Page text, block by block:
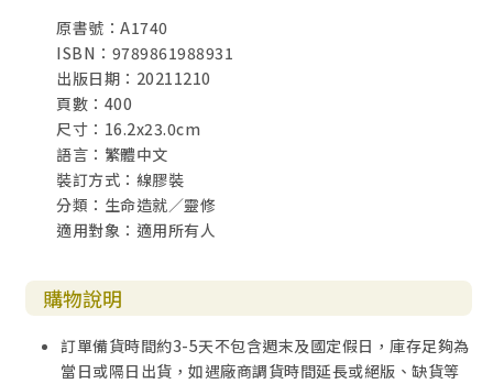
原書號：A1740
ISBN：9789861988931
出版日期：20211210
頁數：400
尺寸：16.2x23.0cm
語言：繁體中文
裝訂方式：線膠裝
分類：生命造就／靈修
適用對象：適用所有人
購物說明
訂單備貨時間約3-5天不包含週末及國定假日，庫存足夠為
當日或隔日出貨，如遇廠商調貨時間延長或絕版、缺貨等